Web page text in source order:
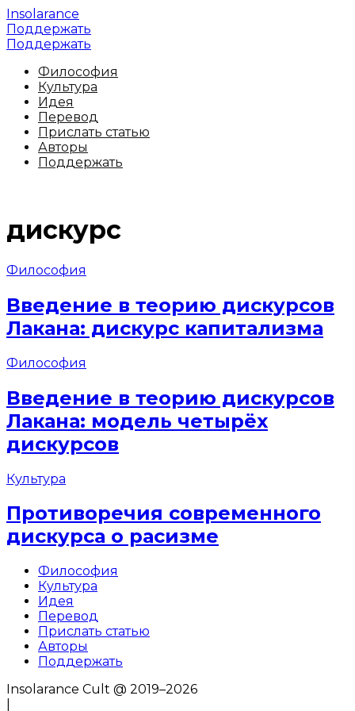
Insolarance
Поддержать
Поддержать
Философия
Культура
Идея
Перевод
Прислать статью
Авторы
Поддержать
дискурс
Философия
Введение в теорию дискурсов
Лакана: дискурс капитализма
Философия
Введение в теорию дискурсов
Лакана: модель четырёх
дискурсов
Культура
Противоречия современного
дискурса о расизме
Философия
Культура
Идея
Перевод
Прислать статью
Авторы
Поддержать
Insolarance Cult @ 2019–2026